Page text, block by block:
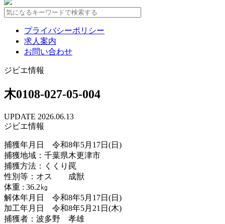
プライバシーポリシー
求人案内
お問い合わせ
ジビエ情報
木0108-027-05-004
UPDATE 2026.06.13
ジビエ情報
捕獲年月日 令和8年5月17日(日)
捕獲地域：千葉県木更津市
捕獲方法：くくり罠
性別等：オス 成獣
体重 : 36.2㎏
解体年月日 令和8年5月17日(日)
加工年月日 令和8年5月21日(木)
捕獲者：波多野 孝雄